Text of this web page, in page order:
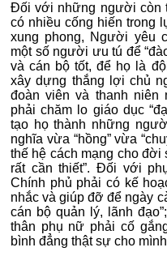
Đối với những người còn
có nhiều cống hiến trong
xung phong, Người yêu
một số người ưu tú để
và cán bộ tốt, để họ là
xây dựng thắng lợi chủ
đoàn viên và thanh niên
phải chăm lo giáo dục
tạo họ thành những
nghĩa vừa “hồng” vừa
thế hệ cách mạng cho đời
rất cần thiết”. Đối với
Chính phủ phải có kế
nhắc và giúp đỡ để ngày
cán bộ quản lý, lãnh
thân phụ nữ phải cố
bình đẳng thật sự cho